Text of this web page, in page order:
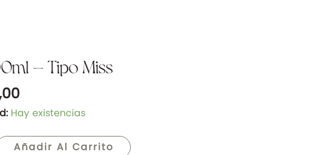
– Tipo Miss
Hay existencias
Añadir Al Carrito